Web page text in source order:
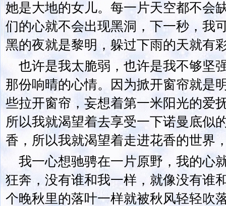
她是大地的女儿。每一片天空都不会
们的心就不会出现黑洞，下一秒，我
黑的夜就是黎明，躲过下雨的天就有
也许是我太脆弱，也许是我不够坚
那份响晴的心情。因为掀开窗帘就是
些拉开窗帘，妄想着第一米阳光的爱
所以我就渴望着去享受一下诺曼底似
香，所以我就渴望着走进花香的世界
我一心想驰骋在一片原野，我的心
狂奔，没有谁和我一样，就像没有谁
个晚秋里的落叶一样就被秋风轻轻吹